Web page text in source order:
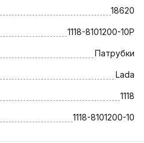
18620
1118-8101200-10Р
Патрубки
Lada
1118
1118-8101200-10